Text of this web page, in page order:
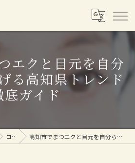
エクと目元を自分
る高知県トレンド
底ガイド
コラム 高知市でまつエクと目元を自分らしく仕上げる高知県トレンド徹底ガイド